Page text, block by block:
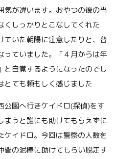
気が違います。おやつの後の当
くしっかりとこなしてくれた
ていた朝陽に注意したりと、普
っていました。「４月からは年
と自覚するようになったのでし
とても頼もしく感じました
公園へ行きケイドロ(探偵)をす
まうと誰にも助けてもらえずに
イドロ。今回は警察の人数を
間の泥棒に助けてもらい脱走す